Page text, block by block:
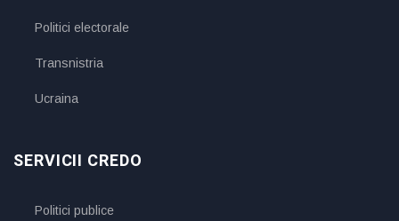
Politici electorale
Transnistria
Ucraina
SERVICII CREDO
Politici publice